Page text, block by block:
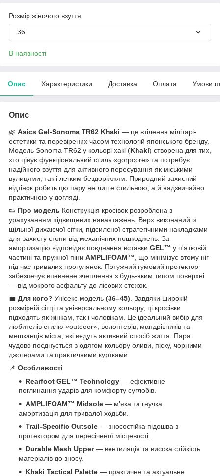
Розмір жіночого взуття
36
В наявності
Опис Характеристики Доставка Оплата Умови
Опис
🌿 Asics Gel-Sonoma TR62 Khaki — це втілення мілітарі-
естетики та перевірених часом технологій японського бренду.
Модель Sonoma TR62 у кольорі хакі (Khaki) створена для тих,
хто цінує функціональний стиль «gorpcore» та потребує
надійного взуття для активного пересування як міськими
вулицями, так і легким бездоріжжям. Природний захисний
відтінок робить цю пару не лише стильною, а й надзвичайно
практичною у догляді.
👟 Про модель Конструкція кросівок розроблена з
урахуванням підвищених навантажень. Верх виконаний із
щільної дихаючої сітки, підсиленої стратегічними накладками
для захисту стопи від механічних пошкоджень. За
амортизацію відповідає поєднання вставки GEL™ у п'ятковій
частині та пружної піни AMPLIFOAM™ , що мінімізує втому ніг
під час тривалих прогулянок. Потужний гумовий протектор
забезпечує впевнене зчеплення з будь-яким типом поверхні
— від мокрого асфальту до лісових стежок.
💼 Для кого? Унісекс модель (36–45) . Завдяки широкій
розмірній сітці та універсальному кольору, ці кросівки
підходять як жінкам, так і чоловікам. Це ідеальний вибір для
любителів стилю «outdoor», волонтерів, мандрівників та
мешканців міста, які ведуть активний спосіб життя. Пара
чудово поєднується з одягом кольору оливи, піску, чорними
джогерами та практичними куртками.
📌 Особливості
Rearfoot GEL™ Technology — ефективне
поглинання ударів для комфорту суглобів.
AMPLIFOAM™ Midsole — м’яка та гнучка
амортизація для тривалої ходьби.
Trail-Specific Outsole — зносостійка підошва з
протектором для пересіченої місцевості.
Durable Mesh Upper— вентиляція та висока стійкість
матеріалів до зносу.
Khaki Tactical Palette — практичне та актуальне